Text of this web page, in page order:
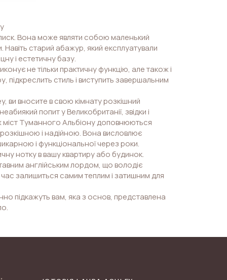
Вона може являти собою маленький
старий абажур, який експлуатували
і естетичну базу.
не тільки практичну функцію, але також і
стиль і виступить завершальним
ви вносите в свою кімнату розкішний
попит у Великобританії, звідки і
Туманного Альбіону доповнюються
і надійною. Вона висловлює
і функціональної через роки.
нотку в вашу квартиру або будинок.
англійським лордом, що володіє
залишиться самим теплим і затишним для
підкажуть вам, яка з основ, представлена